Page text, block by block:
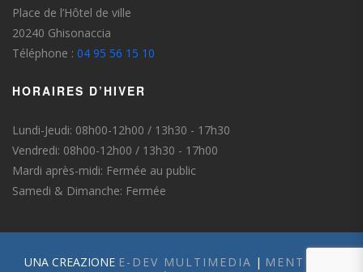
Place de l’Hôtel de ville
20240 Ghisonaccia
Téléphone : 04 95 56 15 10
HORAIRES D’HIVER
Lundi-Jeudi: 08h00-12h00 / 13h30 - 17h30
Vendredi: 08h00-12h00 / 13h30 - 17h00
Mardi après-midi: Fermée au public
Samedi & Dimanche: Fermée
UNA CREAZIONE E-DEV MULTIMEDIA | MENTIONS